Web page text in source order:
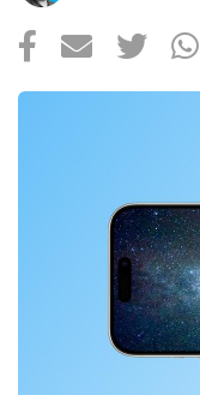
Magazine
Über uns